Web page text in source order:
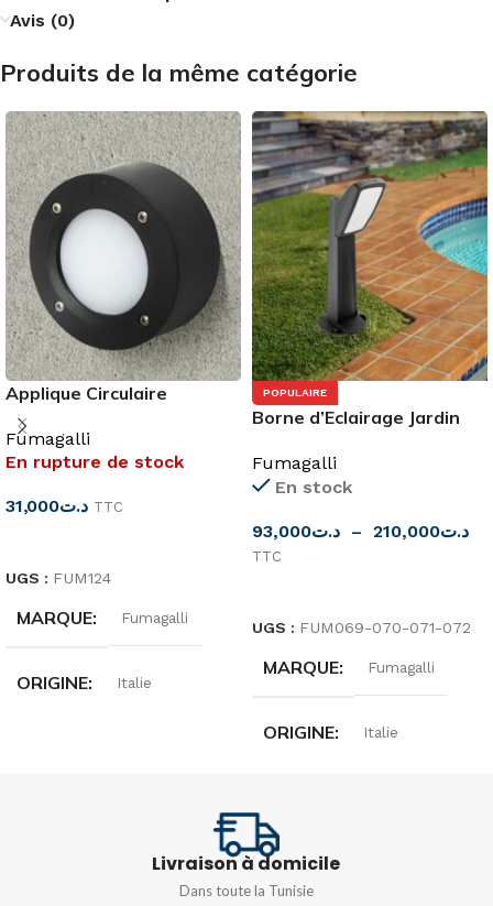
Avis (0)
Produits de la même catégorie
Applique Circulaire
IP66+LAMPE 4000
Fumagalli
En rupture de stock
د.ت31,000
TTC
UGS : FUM124
MARQUE Fumagalli
ORIGINE Italie
Résine PMMA
POPULAIRE
Borne d’Eclairage Jardin
Fumagalli
En stock
د.ت93,000 – د.ت210,000
TTC
UGS : FUM069-070-071-072
MARQUE Fumagalli
ORIGINE Italie
PROTECTION
Livraison à domicile
Dans toute la Tunisie